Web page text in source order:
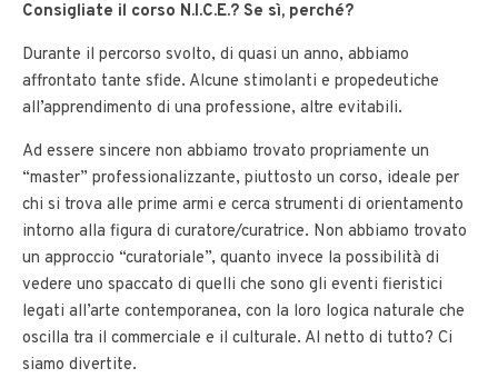
Consigliate il corso N.I.C.E.? Se sì, perché?
Durante il percorso svolto, di quasi un anno, abbiamo
affrontato tante sfide. Alcune stimolanti e propedeutiche
all’apprendimento di una professione, altre evitabili.
Ad essere sincere non abbiamo trovato propriamente un
“master” professionalizzante, piuttosto un corso, ideale per
chi si trova alle prime armi e cerca strumenti di orientamento
intorno alla figura di curatore/curatrice. Non abbiamo trovato
un approccio “curatoriale”, quanto invece la possibilità di
vedere uno spaccato di quelli che sono gli eventi fieristici
legati all’arte contemporanea, con la loro logica naturale che
oscilla tra il commerciale e il culturale. Al netto di tutto? Ci
siamo divertite.